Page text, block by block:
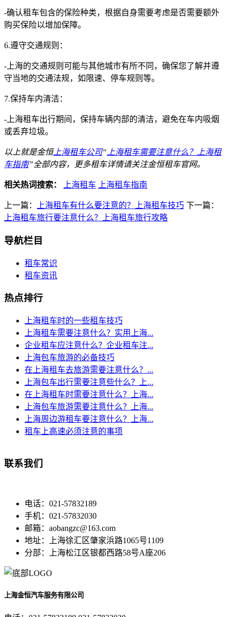
-确认租车包含的保险种类，根据自身需要考虑是否需要额外
购买保险以增加保障。
6.遵守交通规则：
-上海的交通规则可能与其他城市有所不同，确保您了解并遵
守当地的交通法规，如限速、停车规则等。
7.保持车内清洁：
-上海租车出行期间，保持车辆内部的清洁，避免在车内吸烟
或丢弃垃圾。
以上就是金恒上海租车公司“ 上海租车需要注意什么？上海租
车指南”全部内容，更多租车详情请关注金恒租车官网。
相关热词搜索： 上海租车 上海租车指南
上一篇： 上海租车有什么要注意的？上海租车技巧 下一篇：
上海租车旅行要注意什么？上海租车旅行攻略
导航栏目
租车常识
租车资讯
热点排行
上海租车时的一些租车技巧
上海租车需要注意什么？实用上海...
企业租车应注意什么？企业租车注...
上海包车旅游的必备技巧
在上海租车去旅游需要注意什么？...
上海包车出行需要注意些什么？上...
在上海租车时需要注意什么？上海...
上海包车旅游需要注意什么？上海...
上海周边游租车要注意什么？上海...
租车上高速必须注意的事项
联系我们
电话：021-57832189
手机：021-57832030
邮箱：aobangzc@163.com
地址：上海徐汇区肇家浜路1065号1109
分部：上海松江区银都西路58号A座206
上海金恒汽车服务有限公司